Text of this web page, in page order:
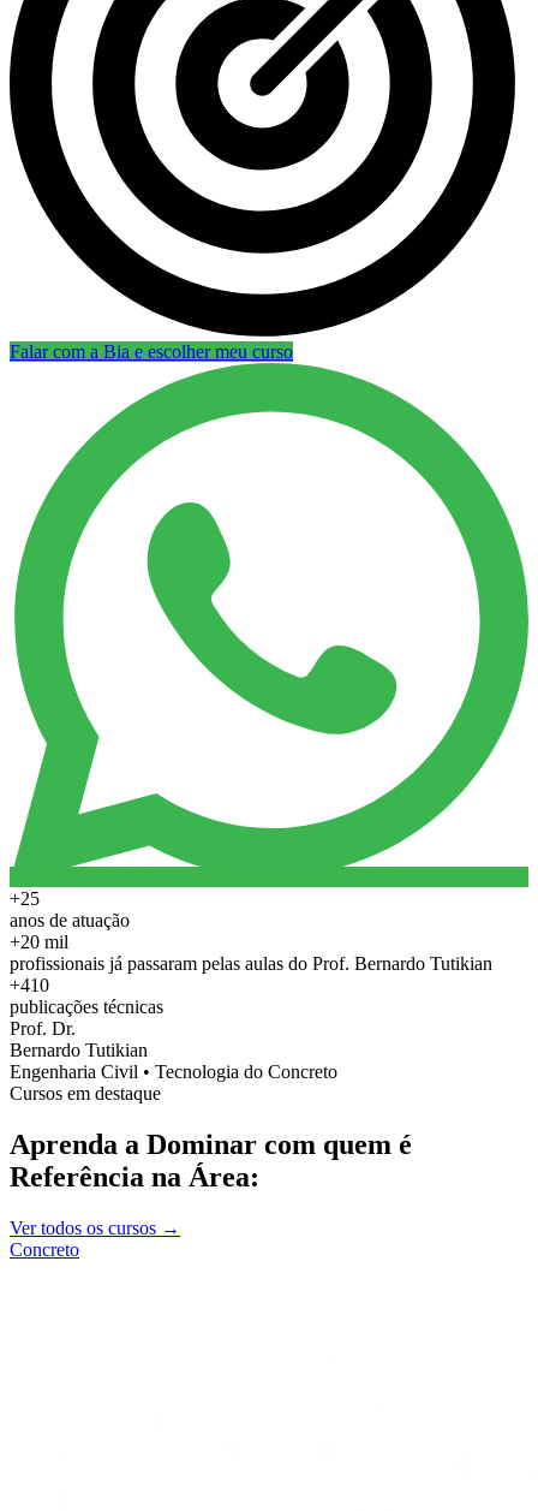
Falar com a Bia e escolher meu curso
+25
anos de atuação
+20 mil
profissionais já passaram pelas aulas do Prof. Bernardo Tutikian
+410
publicações técnicas
Prof. Dr.
Bernardo Tutikian
Engenharia Civil • Tecnologia do Concreto
Cursos em destaque
Aprenda a Dominar com quem é
Referência na Área:
Ver todos os cursos →
Concreto